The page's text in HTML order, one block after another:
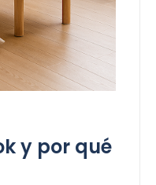
y por qué